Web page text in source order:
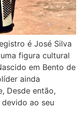
é José Silva
figura cultural
em Bento de
ainda
Desde então,
ao seu